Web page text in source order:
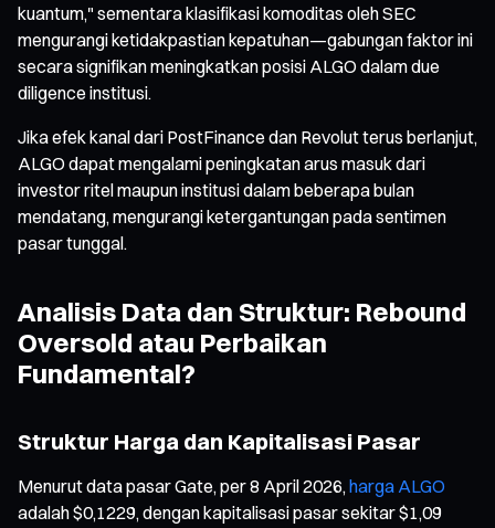
kuantum," sementara klasifikasi komoditas oleh SEC
mengurangi ketidakpastian kepatuhan—gabungan faktor ini
secara signifikan meningkatkan posisi ALGO dalam due
diligence institusi.
Jika efek kanal dari PostFinance dan Revolut terus berlanjut,
ALGO dapat mengalami peningkatan arus masuk dari
investor ritel maupun institusi dalam beberapa bulan
mendatang, mengurangi ketergantungan pada sentimen
pasar tunggal.
Analisis Data dan Struktur: Rebound
Oversold atau Perbaikan
Fundamental?
Struktur Harga dan Kapitalisasi Pasar
Menurut data pasar Gate, per 8 April 2026, harga ALGO
adalah $0,1229, dengan kapitalisasi pasar sekitar $1,09